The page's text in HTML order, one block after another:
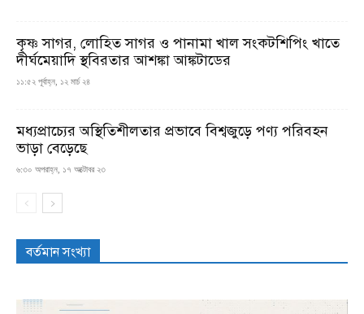
কৃষ্ণ সাগর, লোহিত সাগর ও পানামা খাল সংকটশিপিং খাতে
দীর্ঘমেয়াদি স্থবিরতার আশঙ্কা আঙ্কটাডের
১১:৫২ পূর্বাহ্ন, ১২ মার্চ ২৪
মধ্যপ্রাচ্যের অস্থিতিশীলতার প্রভাবে বিশ্বজুড়ে পণ্য পরিবহন
ভাড়া বেড়েছে
৬:৩০ অপরাহ্ন, ১৭ অক্টোবর ২৩
বর্তমান সংখ্যা